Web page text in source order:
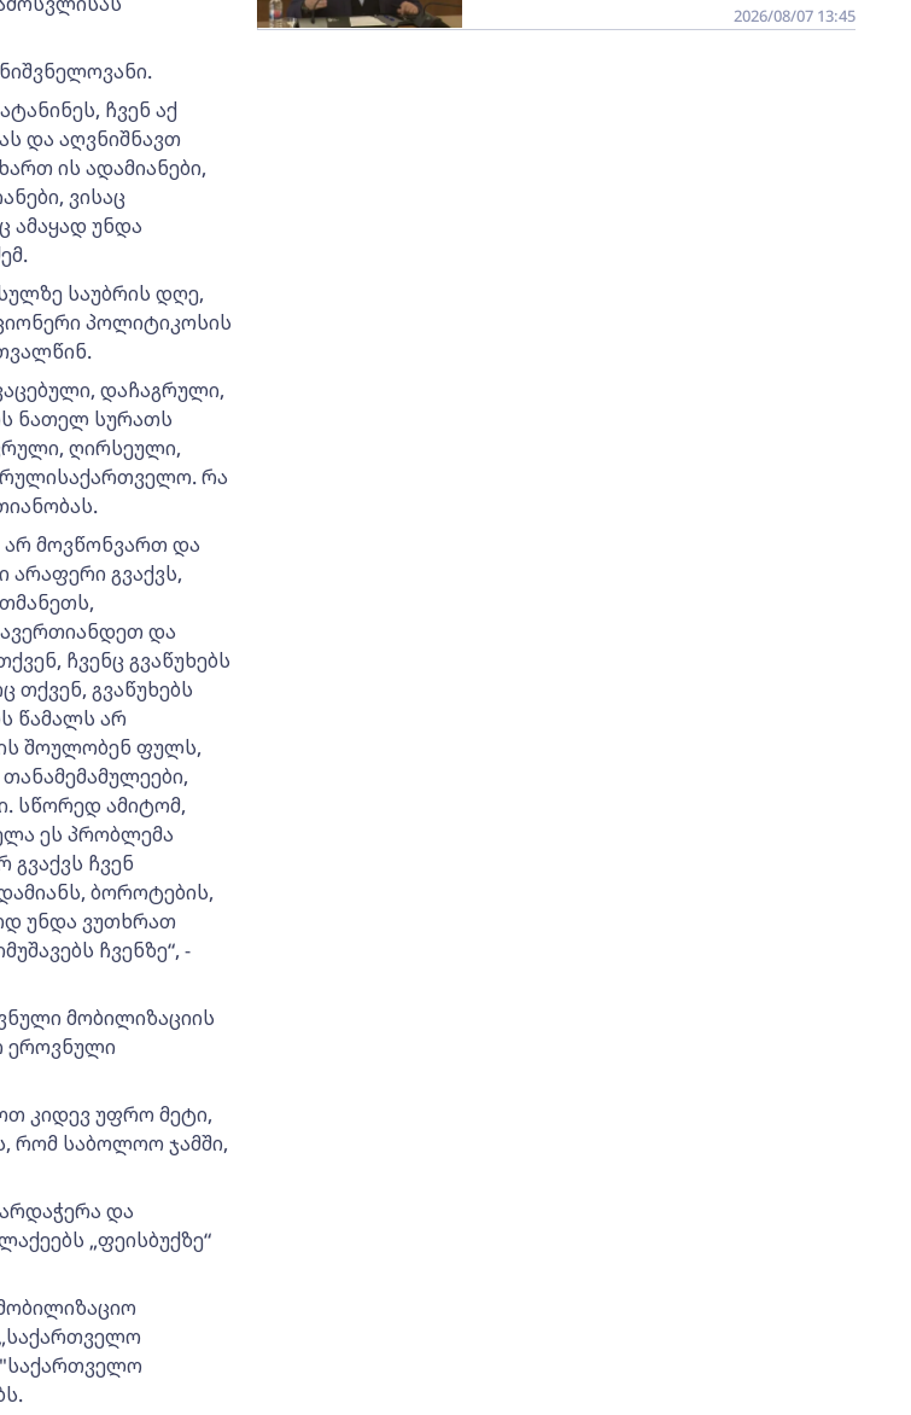
ჩვენ აქ
და აღვნიშნავთ
ის ადამიანები,
ვისაც
ამაყად უნდა
საუბრის დღე,
პოლიტიკოსის
დაჩაგრული,
ნათელ სურათს
ღირსეული,
რა
არ მოვწონვართ და
არაფერი გვაქვს,
და
ჩვენც გვაწუხებს
გვაწუხებს
წამალს არ
შოულობენ ფულს,
სწორედ ამიტომ,
ეს პრობლემა
ჩვენ
ბოროტების,
უნდა ვუთხრათ
ჩვენზე“, -
მობილიზაციის
ეროვნული
კიდევ უფრო მეტი,
რომ საბოლოო ჯამში,
და
„ფეისბუქზე“
„საქართველო
"საქართველო
2026/08/07 13:45